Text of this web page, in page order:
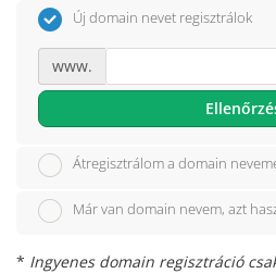
Új domain nevet regisztrálok
www.
Átregisztrálom a domain
Már van domain nevem, azt
* Ingyenes domain regisztráció